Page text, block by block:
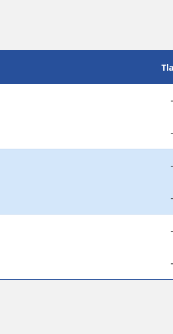
-
-
-
-
-
-